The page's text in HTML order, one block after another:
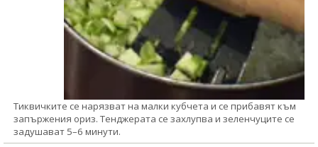
Тиквичките се нарязват на малки кубчета и се прибавят към
запържения ориз. Тенджерата се захлупва и зеленчуците се
задушават 5–6 минути.